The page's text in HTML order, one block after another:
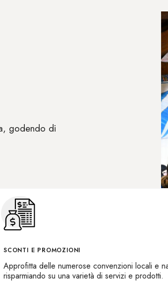
godendo di
SCONTI E PROMOZIONI
Approfitta delle numerose convenzioni locali e
risparmiando su una varietà di servizi e prodotti.